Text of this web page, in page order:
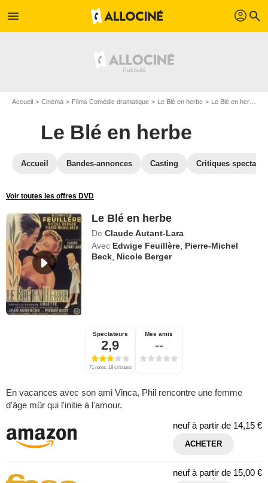
menu profil search
Accueil Cinéma Films Comédie dramatique Le Blé en herbe Le Blé en herbe en Blu Ray
Le Blé en herbe
Accueil Bandes-annonces Casting Critiques
Voir toutes les offres DVD
Le Blé en herbe
De Claude Autant-Lara
Avec Edwige Feuillère Pierre-Michel
Beck Nicole Berger
Spectateurs
2,9
71 notes, 18 critiques
Mes amis
--
En vacances avec son ami Vinca, Phil rencontre une femme
d'âge mûr qui l'initie à l'amour.
neuf à partir de 14,15 €
ACHETER
neuf à partir de 15,00 €